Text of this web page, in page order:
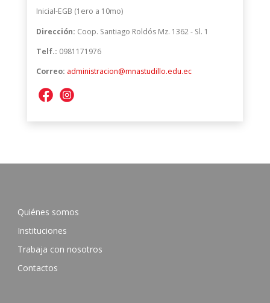
Inicial-EGB (1ero a 10mo)
Dirección: Coop. Santiago Roldós Mz. 1362 - Sl. 1
Telf.: 0981171976
Correo: administracion@mnastudillo.edu.ec
Quiénes somos
Instituciones
Trabaja con nosotros
Contactos